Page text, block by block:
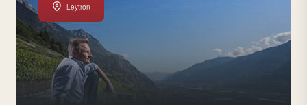
Leytron